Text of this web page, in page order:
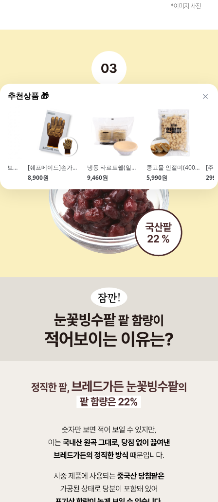
추천상품 🎁
[엘르앤비르]서브라임 마스카포네(1kg\/마스카포네생크림)
[쉐프메이드]손가락 오븐장갑 310x175
8,900원
냉동 타르트쉘(일반\/20g*18개입\/냉동생지)
9,460원
콩고물 인절미(400g\/빙수떡\/인절미 토스트\/토핑용)
5,990원